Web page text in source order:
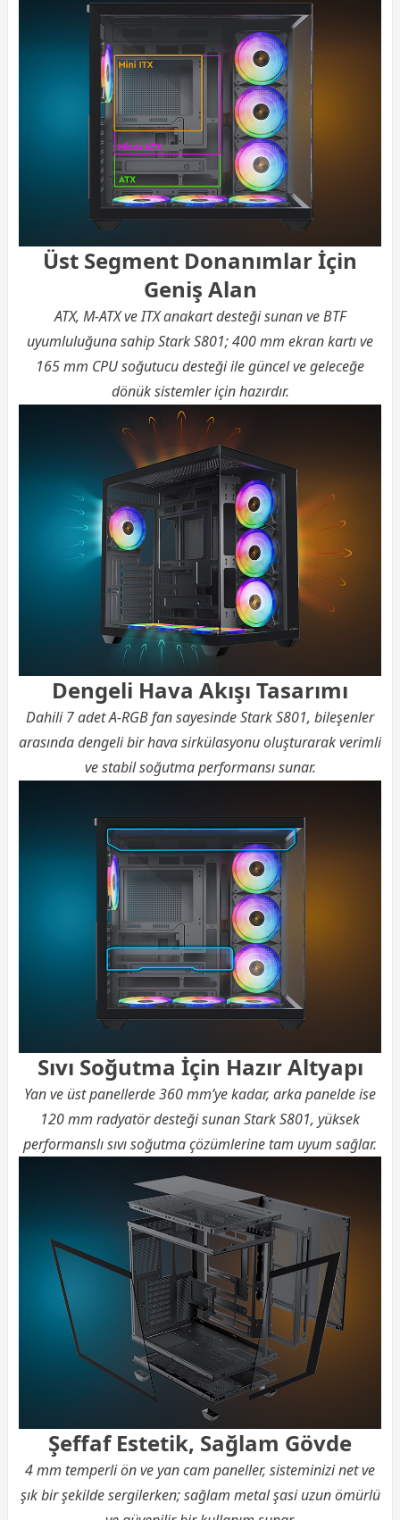
Üst Segment Donanımlar İçin
Geniş Alan
ATX, M-ATX ve ITX anakart desteği sunan ve BTF
uyumluluğuna sahip Stark S801; 400 mm ekran kartı ve
165 mm CPU soğutucu desteği ile güncel ve geleceğe
dönük sistemler için hazırdır.
Dengeli Hava Akışı Tasarımı
Dahili 7 adet A-RGB fan sayesinde Stark S801, bileşenler
arasında dengeli bir hava sirkülasyonu oluşturarak verimli
ve stabil soğutma performansı sunar.
Sıvı Soğutma İçin Hazır Altyapı
Yan ve üst panellerde 360 mm’ye kadar, arka panelde ise
120 mm radyatör desteği sunan Stark S801, yüksek
performanslı sıvı soğutma çözümlerine tam uyum sağlar.
Şeffaf Estetik, Sağlam Gövde
4 mm temperli ön ve yan cam paneller, sisteminizi net ve
şık bir şekilde sergilerken; sağlam metal şasi uzun ömürlü